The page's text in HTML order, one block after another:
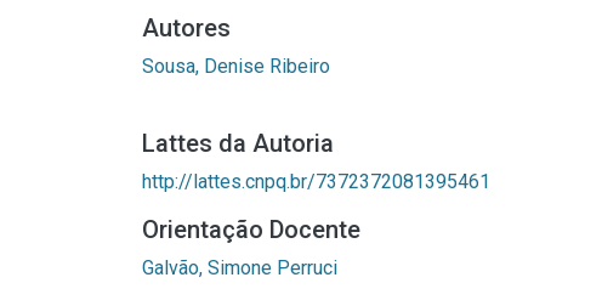
Autores
Sousa, Denise Ribeiro
Lattes da Autoria
http://lattes.cnpq.br/7372372081395461
Orientação Docente
Galvão, Simone Perruci